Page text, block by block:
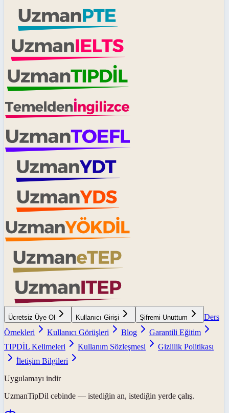
Ücretsiz Üye Ol Kullanıcı Girişi Şifremi Unuttum
Ders
Örnekleri
Kullanıcı Görüşleri Blog
Garantili Eğitim
TIPDİL Kelimeleri
Kullanım Sözleşmesi
Gizlilik Politikası
İletişim Bilgileri
Uygulamayı indir
UzmanTipDil cebinde — istediğin an, istediğin yerde çalış.